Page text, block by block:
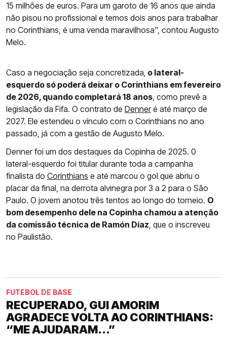
15 milhões de euros. Para um garoto de 16 anos que ainda
não pisou no profissional e temos dois anos para trabalhar
no Corinthians, é uma venda maravilhosa", contou Augusto
Melo.
Caso a negociação seja concretizada, o lateral-
esquerdo só poderá deixar o Corinthians em fevereiro
de 2026, quando completará 18 anos, como prevê a
legislação da Fifa. O contrato de Denneré até março de
2027. Ele estendeu o vínculo com o Corinthians no ano
passado, já com a gestão de Augusto Melo.
Denner foi um dos destaques da Copinha de 2025. 0
lateral-esquerdo foi titular durante toda a campanha
finalista do Corinthians e até marcou o gol que abriu o
placar da final, na derrota alvinegra por 3 a 2 para o São
Paulo. O jovem anotou três tentos ao longo do torneio. O
bom desempenho dele na Copinha chamou a atenção
da comissão técnica de Ramón Díaz, que o inscreveu
no Paulistão.
FUTEBOL DE BASE
RECUPERADO, GUI AMORIM
AGRADECE VOLTA AO CORINTHIANS:
“ME AJUDARAM...”